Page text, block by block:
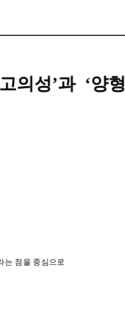
의성’과 ‘양형
는 점을 중심으로